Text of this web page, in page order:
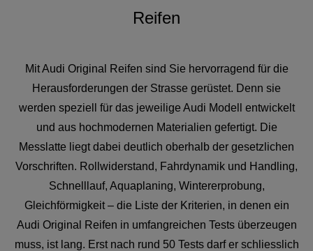
Reifen
Mit Audi Original Reifen sind Sie hervorragend für die
Herausforderungen der Strasse gerüstet. Denn sie
werden speziell für das jeweilige Audi Modell entwickelt
und aus hochmodernen Materialien gefertigt. Die
Messlatte liegt dabei deutlich oberhalb der gesetzlichen
Vorschriften. Rollwiderstand, Fahrdynamik und Handling,
Schnelllauf, Aquaplaning, Wintererprobung,
Gleichförmigkeit – die Liste der Kriterien, in denen ein
Audi Original Reifen in umfangreichen Tests überzeugen
muss, ist lang. Erst nach rund 50 Tests darf er schliesslich